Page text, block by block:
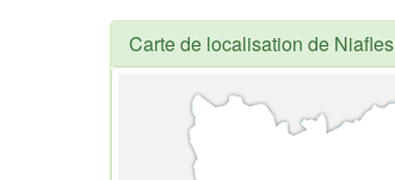
Carte de localisation de Niafles